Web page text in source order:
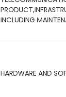
INCLUDING
HARDWARE AND